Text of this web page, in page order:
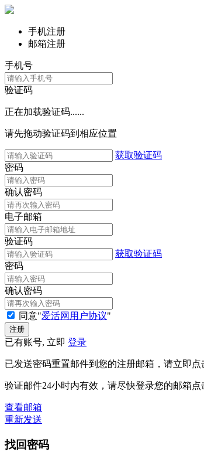
手机注册
邮箱注册
手机号
验证码
正在加载验证码......
请先拖动验证码到相应位置
获取验证码
密码
确认密码
电子邮箱
验证码
获取验证码
密码
确认密码
同意"爱活网用户协议"
已有账号, 立即 登录
已发送密码重置邮件到您的注册邮箱，请立即点
验证邮件24小时内有效，请尽快登录您的邮箱
查看邮箱
重新发送
找回密码